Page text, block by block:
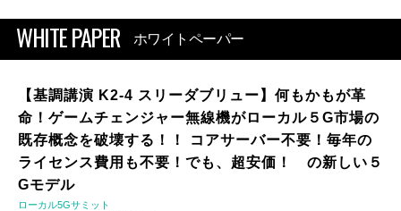
WHITE PAPER ホワイトペーパー
【基調講演 K2-4 スリーダブリュー】何もかもが革
命！ゲームチェンジャー無線機がローカル５G市場の
既存概念を破壊する！！ コアサーバー不要！毎年の
ライセンス費用も不要！でも、超安価！ の新しい５
Gモデル
ローカル5Gサミット